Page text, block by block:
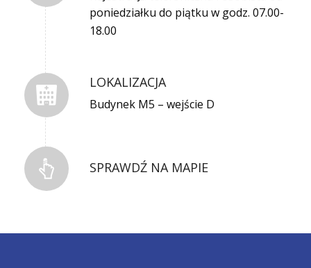
poniedziałku do piątku w godz. 07.00-
18.00
LOKALIZACJA
Budynek M5 – wejście D
SPRAWDŹ NA MAPIE